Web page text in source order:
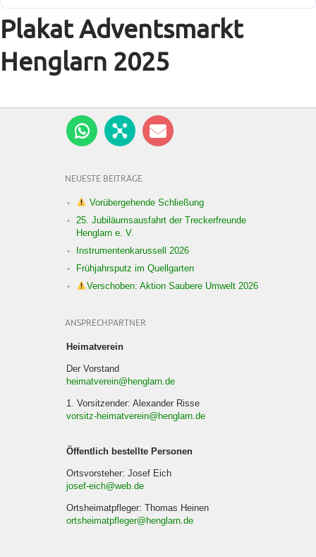
Plakat Adventsmarkt
Henglarn 2025
NEUESTE BEITRÄGE
Vorübergehende Schließung
25. Jubiläumsausfahrt der Treckerfreunde
Henglarn e. V.
Instrumentenkarussell 2026
Frühjahrsputz im Quellgarten
Verschoben: Aktion Saubere Umwelt 2026
ANSPRECHPARTNER
Heimatverein
Der Vorstand
heimatverein@henglarn.de
1. Vorsitzender: Alexander Risse
vorsitz-heimatverein@henglarn.de
Öffentlich bestellte Personen
Ortsvorsteher: Josef Eich
josef-eich@web.de
Ortsheimatpfleger: Thomas Heinen
ortsheimatpfleger@henglarn.de